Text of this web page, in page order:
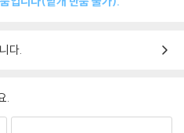
다.
.